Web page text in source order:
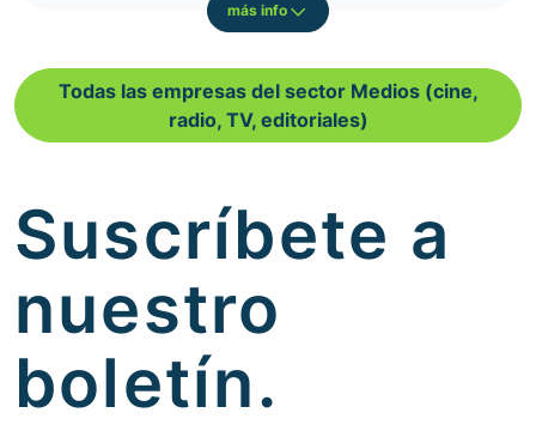
más info
Todas las empresas del sector Medios (cine,
radio, TV, editoriales)
Suscríbete a
nuestro
boletín.